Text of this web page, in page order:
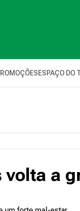
ESPAÇO DO
volta a